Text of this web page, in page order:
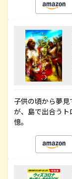
子供の頃から夢
が、島で出合う
憶。